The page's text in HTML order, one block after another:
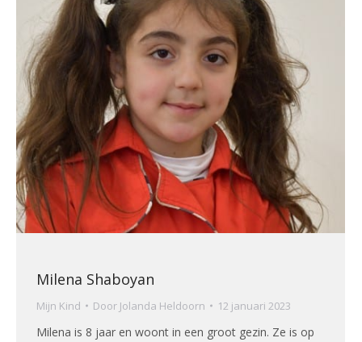
Milena Shaboyan
Mijn Kind Door Jolanda Heldoorn 12 januari 2023
Milena is 8 jaar en woont in een groot gezin. Ze is op